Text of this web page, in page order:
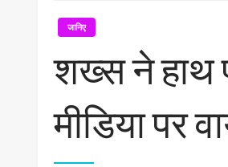
जानिए
शख्स ने हाथ
मीडिया पर